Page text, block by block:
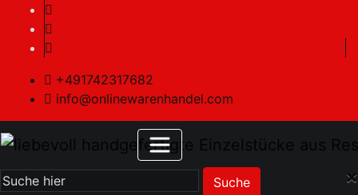
+491742317682
info@onlinewarenhandel.com
×
Suche